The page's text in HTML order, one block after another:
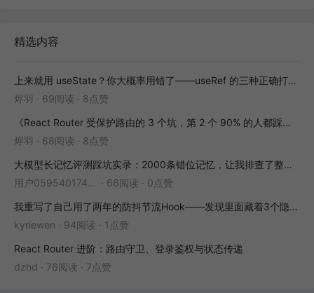
精选内容
上来就用 useState？你大概率用错了——useRef 的三种正确打开方式
烬羽 · 69阅读 · 8点赞
《React Router 受保护路由的 3 个坑，第 2 个 90% 的人都踩过》
烬羽 · 68阅读 · 8点赞
大模型长记忆评测踩坑实录：2000条错位记忆，让我排查了整整3小时
用户05954017446 · 66阅读 · 0点赞
我重写了自己用了两年的防抖节流Hook——发现里面藏着3个隐藏bug
kyriewen · 94阅读 · 1点赞
React Router 进阶：路由守卫、登录鉴权与状态传递
dzhd · 76阅读 · 7点赞